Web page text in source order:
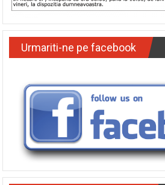
Urmariti-ne pe facebook